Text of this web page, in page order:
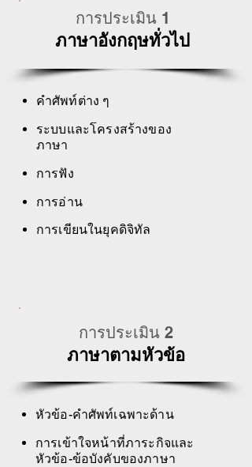
การประเมิน 1
ภาษาอังกฤษทั่วไป
คำศัพท์ต่าง ๆ
ระบบและโครงสร้างของ
ภาษา
การฟัง
การอ่าน
การเขียนในยุคดิจิทัล
การประเมิน 2
ภาษาตามหัวข้อ
หัวข้อ-คำศัพท์เฉพาะด้าน
การเข้าใจหน้าที่ภาระกิจและ
หัวข้อ-ข้อบังคับของภาษา